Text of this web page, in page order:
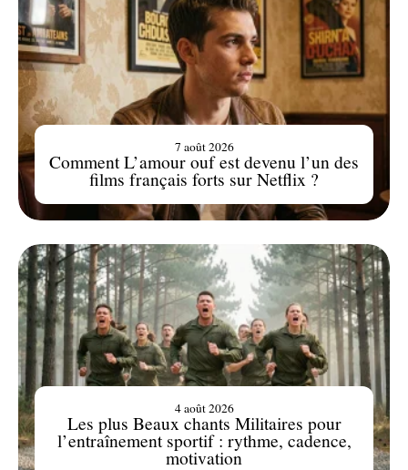
Comment L’amour ouf est devenu l’un des
films français forts sur Netflix ?
7 août 2026
Les plus Beaux chants Militaires pour
l’entraînement sportif : rythme, cadence,
motivation
4 août 2026